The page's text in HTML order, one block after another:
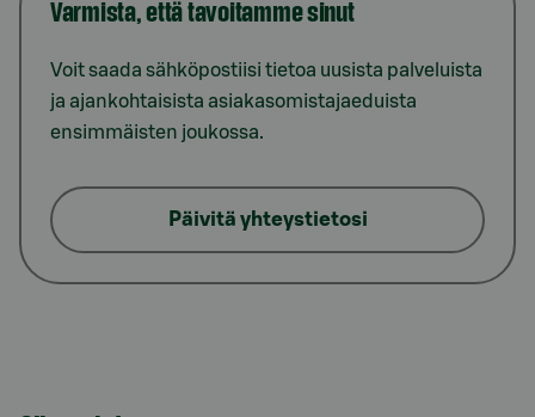
Varmista, että tavoitamme sinut
Voit saada sähköpostiisi tietoa uusista palveluista
ja ajankohtaisista asiakasomistajaeduista
ensimmäisten joukossa.
Päivitä yhteystietosi